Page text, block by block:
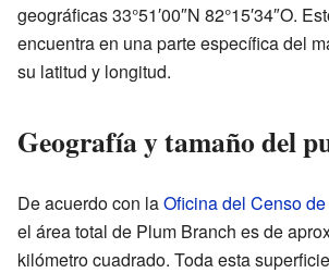
geográficas 33°51′00″N 82°15′34″O.
encuentra en una parte específica del
su latitud y longitud.
Geografía y tamaño del
De acuerdo con laOficina del Censo
el área total de Plum Branch es de
kilómetro cuadrado. Toda esta